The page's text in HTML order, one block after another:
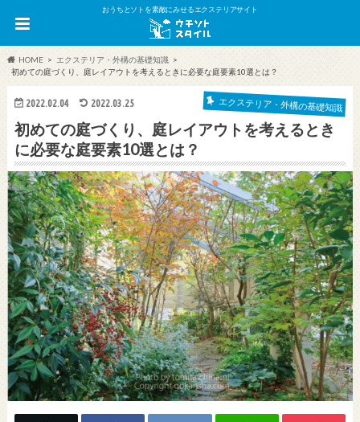
おうちとソトを素敵にみせるエクステリアサイト
HOME
エクステリア・外構の基礎知識
初めての庭づくり、庭レイアウトを考えるときに必要な庭要素10選とは？
2022.02.04 2022.03.25 エクステリア・外構の基礎知識
初めての庭づくり、庭レイアウトを考えるとき
に必要な庭要素10選とは？